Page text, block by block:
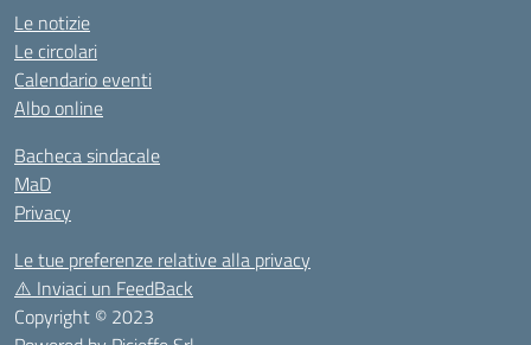
Le notizie
Le circolari
Calendario eventi
Albo online
Bacheca sindacale
MaD
Privacy
Le tue preferenze relative alla privacy
⚠️ Inviaci un FeedBack
Copyright © 2023